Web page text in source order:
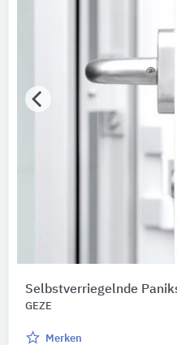
Selbstverriegelnde
GEZE
Merken